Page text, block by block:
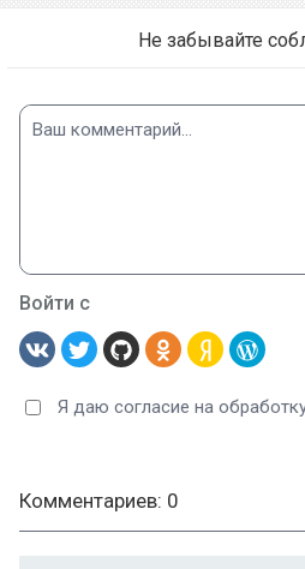
Не забывайте
Войти с
Я даю согласие на
Комментариев: 0